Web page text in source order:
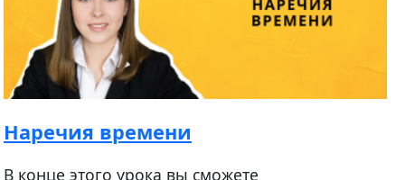
Наречия времени
В конце этого урока вы сможете